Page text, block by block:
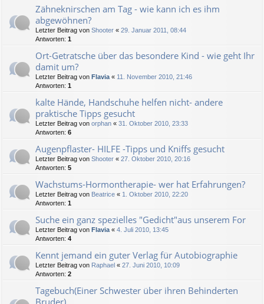
Zähneknirschen am Tag - wie kann ich es ihm
abgewöhnen?
Letzter Beitrag von Shooter « 29. Januar 2011, 08:44
Antworten: 1
Ort-Getratsche über das besondere Kind - wie geht Ihr
damit um?
Letzter Beitrag von Flavia « 11. November 2010, 21:46
Antworten: 1
kalte Hände, Handschuhe helfen nicht- andere
praktische Tipps gesucht
Letzter Beitrag von orphan « 31. Oktober 2010, 23:33
Antworten: 6
Augenpflaster- HILFE -Tipps und Kniffs gesucht
Letzter Beitrag von Shooter « 27. Oktober 2010, 20:16
Antworten: 5
Wachstums-Hormontherapie- wer hat Erfahrungen?
Letzter Beitrag von Beatrice « 1. Oktober 2010, 22:20
Antworten: 1
Suche ein ganz spezielles "Gedicht"aus unserem For
Letzter Beitrag von Flavia « 4. Juli 2010, 13:45
Antworten: 4
Kennt jemand ein guter Verlag für Autobiographie
Letzter Beitrag von Raphael « 27. Juni 2010, 10:09
Antworten: 2
Tagebuch(Einer Schwester über ihren Behinderten
Bruder)